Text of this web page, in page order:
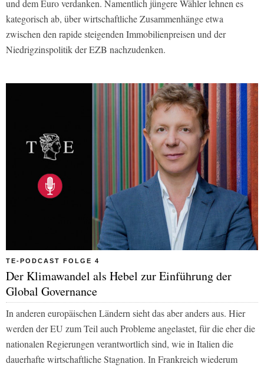
und dem Euro verdanken. Namentlich jüngere Wähler lehnen es
kategorisch ab, über wirtschaftliche Zusammenhänge etwa
zwischen den rapide steigenden Immobilienpreisen und der
Niedrigzinspolitik der EZB nachzudenken.
TE-PODCAST FOLGE 4
Der Klimawandel als Hebel zur Einführung der
Global Governance
In anderen europäischen Ländern sieht das aber anders aus. Hier
werden der EU zum Teil auch Probleme angelastet, für die eher die
nationalen Regierungen verantwortlich sind, wie in Italien die
dauerhafte wirtschaftliche Stagnation. In Frankreich wiederum